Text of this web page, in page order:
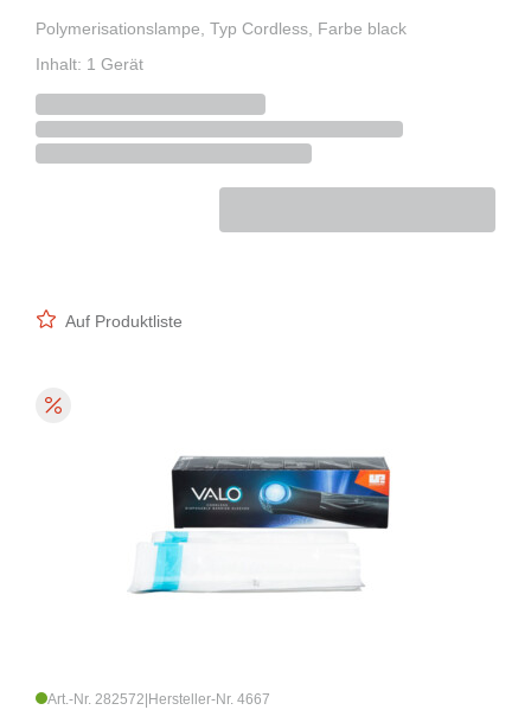
Polymerisationslampe, Typ Cordless, Farbe black
Inhalt: 1 Gerät
Auf Produktliste
Art.-Nr. 282572 Hersteller-Nr. 4667